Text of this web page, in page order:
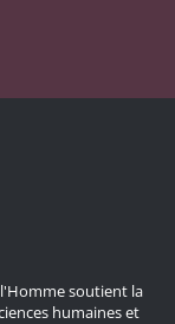
l'Homme soutient la
humaines et